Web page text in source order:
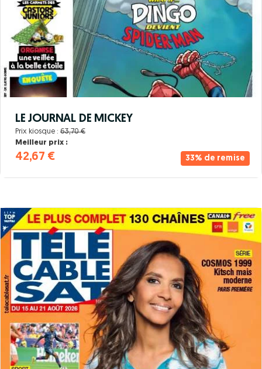
33% de remise
LE JOURNAL DE MICKEY
Prix kiosque : 63,70 €
Meilleur prix :
42,67 €